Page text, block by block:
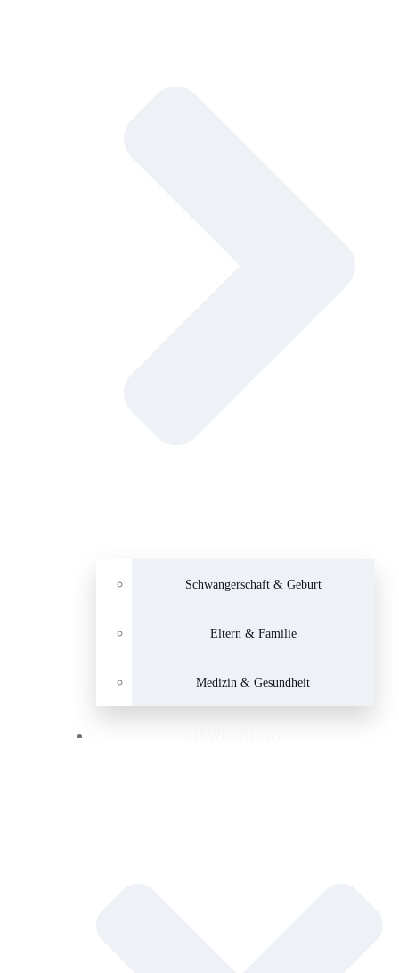
Schwangerschaft & Geburt
Eltern & Familie
Medizin & Gesundheit